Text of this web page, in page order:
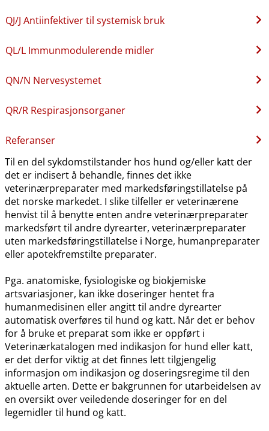
QJ​/​J Antiinfektiver til systemisk bruk
QL​/​L Immunmodulerende midler
QN​/​N Nervesystemet
QR​/​R Respirasjonsorganer
Referanser
Til en del sykdomstilstander hos hund og​/​eller katt der
det er indisert å behandle, finnes det ikke
veterinærpreparater med markedsføringstillatelse på
det norske markedet. I slike tilfeller er veterinærene
henvist til å benytte enten andre veterinærpreparater
markedsført til andre dyrearter, veterinærpreparater
uten markedsføringstillatelse i Norge, humanpreparater
eller apotekfremstilte preparater.
Pga. anatomiske, fysiologiske og biokjemiske
artsvariasjoner, kan ikke doseringer hentet fra
humanmedisinen eller angitt til andre dyrearter
automatisk overføres til hund og katt. Når det er behov
for å bruke et preparat som ikke er oppført i
Veterinærkatalogen med indikasjon for hund eller katt,
er det derfor viktig at det finnes lett tilgjengelig
informasjon om indikasjon og doseringsregime til den
aktuelle arten. Dette er bakgrunnen for utarbeidelsen av
en oversikt over veiledende doseringer for en del
legemidler til hund og katt.